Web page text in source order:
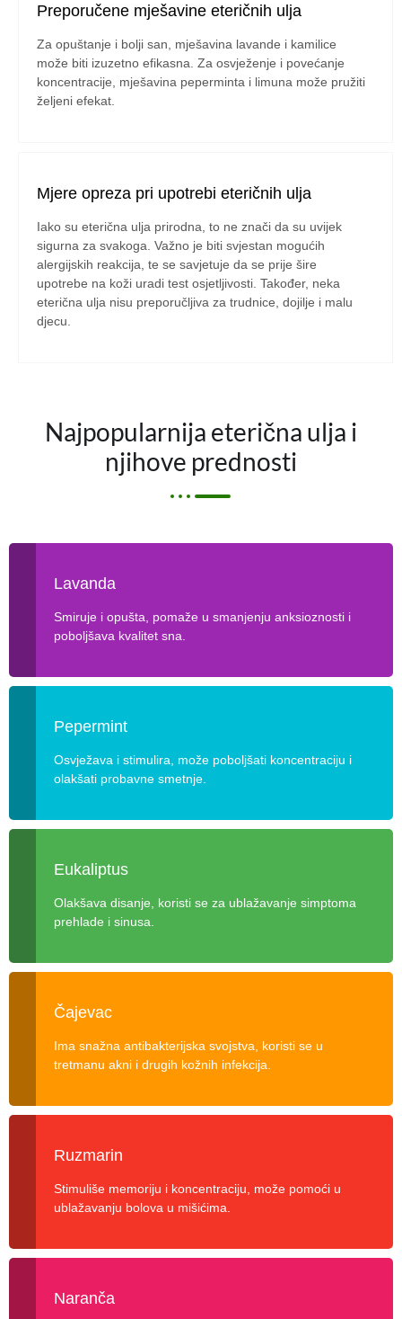
Preporučene mješavine eteričnih ulja
Za opuštanje i bolji san, mješavina lavande i kamilice
može biti izuzetno efikasna. Za osvježenje i povećanje
koncentracije, mješavina peperminta i limuna može pružiti
željeni efekat.
Mjere opreza pri upotrebi eteričnih ulja
Iako su eterična ulja prirodna, to ne znači da su uvijek
sigurna za svakoga. Važno je biti svjestan mogućih
alergijskih reakcija, te se savjetuje da se prije šire
upotrebe na koži uradi test osjetljivosti. Također, neka
eterična ulja nisu preporučljiva za trudnice, dojilje i malu
djecu.
Najpopularnija eterična ulja i
njihove prednosti
Lavanda
Smiruje i opušta, pomaže u smanjenju anksioznosti i
poboljšava kvalitet sna.
Pepermint
Osvježava i stimulira, može poboljšati koncentraciju i
olakšati probavne smetnje.
Eukaliptus
Olakšava disanje, koristi se za ublažavanje simptoma
prehlade i sinusa.
Čajevac
Ima snažna antibakterijska svojstva, koristi se u
tretmanu akni i drugih kožnih infekcija.
Ruzmarin
Stimuliše memoriju i koncentraciju, može pomoći u
ublažavanju bolova u mišićima.
Naranča